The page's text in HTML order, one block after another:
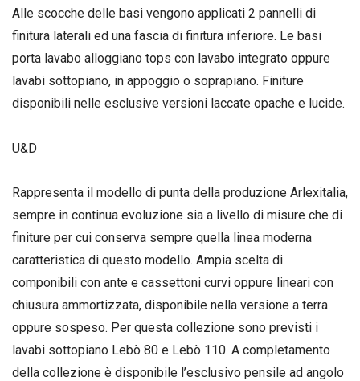
Alle scocche delle basi vengono applicati 2 pannelli di
finitura laterali ed una fascia di finitura inferiore. Le basi
porta lavabo alloggiano tops con lavabo integrato oppure
lavabi sottopiano, in appoggio o soprapiano. Finiture
disponibili nelle esclusive versioni laccate opache e lucide.
U&D
Rappresenta il modello di punta della produzione Arlexitalia,
sempre in continua evoluzione sia a livello di misure che di
finiture per cui conserva sempre quella linea moderna
caratteristica di questo modello. Ampia scelta di
componibili con ante e cassettoni curvi oppure lineari con
chiusura ammortizzata, disponibile nella versione a terra
oppure sospeso. Per questa collezione sono previsti i
lavabi sottopiano Lebò 80 e Lebò 110. A completamento
della collezione è disponibile l’esclusivo pensile ad angolo